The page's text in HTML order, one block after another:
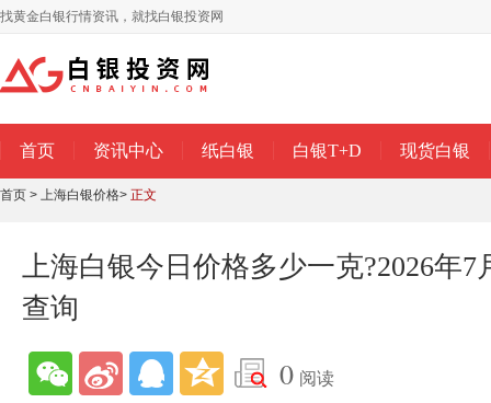
找黄金白银行情资讯，就找白银投资网
首页 资讯中心 纸白银 白银T+D 现货白银
首页 > 上海白银价格> 正文
上海白银今日价格多少一克?2026年7
查询
0 阅读